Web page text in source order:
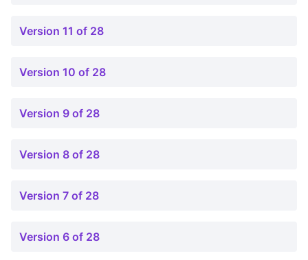
Version 11 of 28
Version 10 of 28
Version 9 of 28
Version 8 of 28
Version 7 of 28
Version 6 of 28